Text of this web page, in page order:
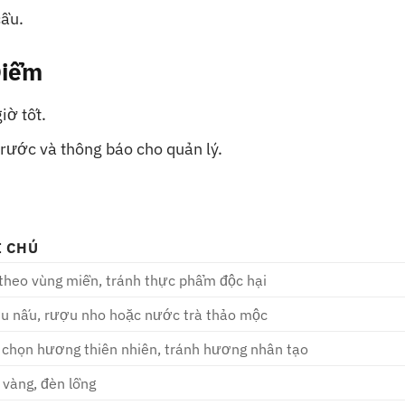
tốt.
và thông báo cho quản lý.
CHÚ
vùng miền, tránh thực phẩm độc hại
nấu, rượu nho hoặc nước trà thảo mộc
hương thiên nhiên, tránh hương nhân tạo
đèn lồng